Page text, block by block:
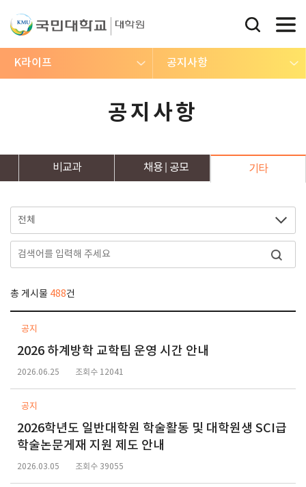
K라이프 공지사항
공지사항
비교과 채용 공모 기타
총 게시물 488건
공지
2026 하계방학 교학팀 운영 시간 안내
2026.06.25 조회수 12041
공지
2026학년도 일반대학원 학술활동 및 대학원생 SCI급
학술논문게재 지원 제도 안내
2026.03.05 조회수 39055